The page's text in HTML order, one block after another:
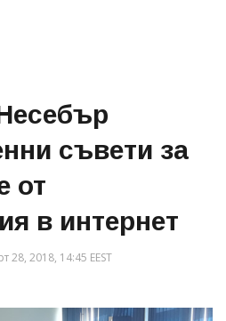
съвети за
от
в интернет
28, 2018, 14:45 EEST